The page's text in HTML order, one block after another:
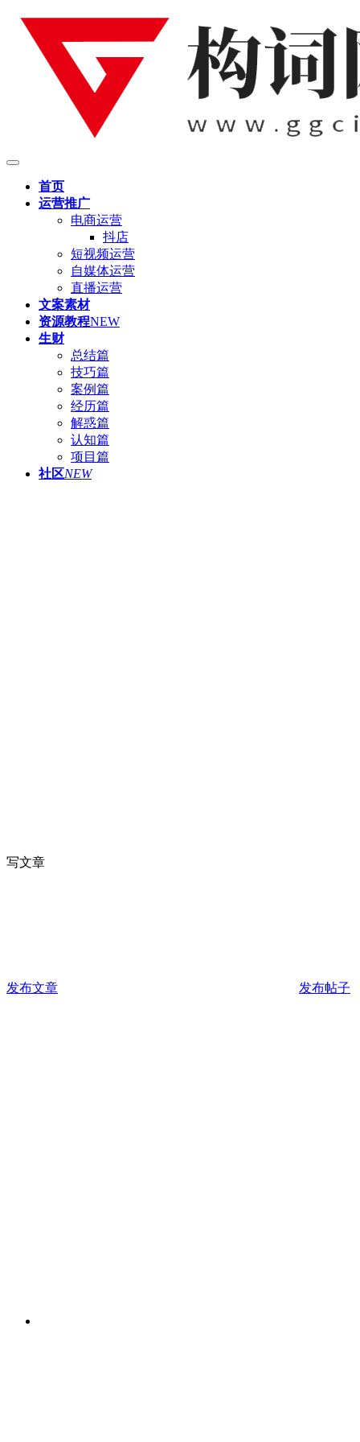
首页
运营推广
电商运营
抖店
短视频运营
自媒体运营
直播运营
文案素材
资源教程NEW
生财
总结篇
技巧篇
案例篇
经历篇
解惑篇
认知篇
项目篇
社区NEW
写文章
发布文章 发布帖子